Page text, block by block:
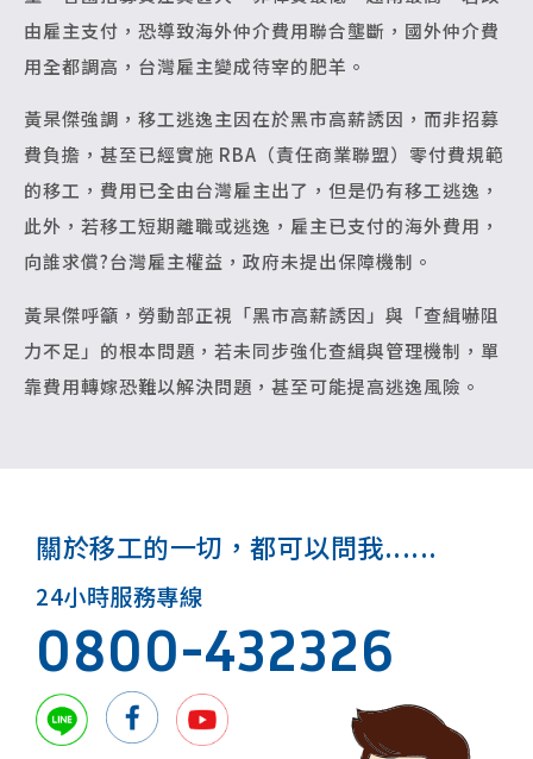
由雇主支付，恐導致海外仲介費用聯合壟斷，國外仲介費
用全都調高，台灣雇主變成待宰的肥羊。
黃杲傑強調，移工逃逸主因在於黑市高薪誘因，而非招募
費負擔，甚至已經實施 RBA（責任商業聯盟）零付費規範
的移工，費用已全由台灣雇主出了，但是仍有移工逃逸，
此外，若移工短期離職或逃逸，雇主已支付的海外費用，
向誰求償?台灣雇主權益，政府未提出保障機制。
黃杲傑呼籲，勞動部正視「黑市高薪誘因」與「查緝嚇阻
力不足」的根本問題，若未同步強化查緝與管理機制，單
靠費用轉嫁恐難以解決問題，甚至可能提高逃逸風險。
關於移工的一切，都可以問我......
24小時服務專線
0800-432326